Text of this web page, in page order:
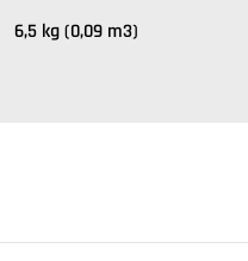
6,5 kg (0,09 m3)